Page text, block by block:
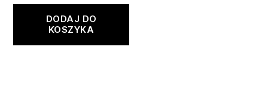
DODAJ DO
KOSZYKA